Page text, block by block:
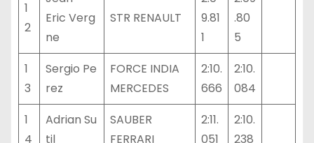
1
2
Eric Verg
ne
STR RENAULT
9.81
1
.80
5
1
3
Sergio Pe
rez
FORCE INDIA
MERCEDES
2:10.
666
2:10.
084
1
4
Adrian Su
til
SAUBER
FERRARI
2:11.
051
2:10.
238